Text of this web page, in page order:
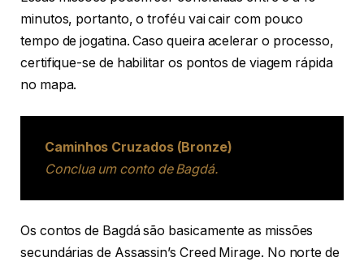
minutos, portanto, o troféu vai cair com pouco
tempo de jogatina. Caso queira acelerar o processo,
certifique-se de habilitar os pontos de viagem rápida
no mapa.
Caminhos Cruzados (Bronze)
Conclua um conto de Bagdá.
Os contos de Bagdá são basicamente as missões
secundárias de Assassin’s Creed Mirage. No norte de